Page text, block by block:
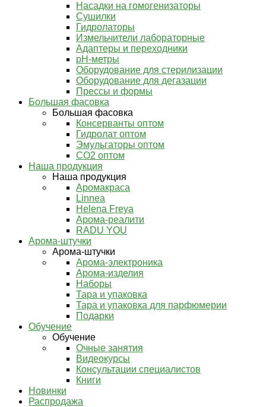
Насадки на гомогенизаторы
Сушилки
Гидролаторы
Измельчители лабораторные
Адаптеры и переходники
pH-метры
Оборудование для стерилизации
Оборудование для дегазации
Прессы и формы
Большая фасовка
Большая фасовка
Консерванты оптом
Гидролат оптом
Эмульгаторы оптом
СО2 оптом
Наша продукция
Наша продукция
Аромакраса
Linnea
Helena Freya
Арома-реалити
RADU YOU
Арома-штучки
Арома-штучки
Арома-электроника
Арома-изделия
Наборы
Тара и упаковка
Тара и упаковка для парфюмерии
Подарки
Обучение
Обучение
Очные занятия
Видеокурсы
Консультации специалистов
Книги
Новинки
Распродажа